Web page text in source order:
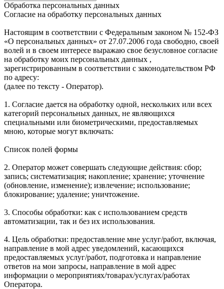
Обработка персональных данных
Согласие на обработку персональных данных
Настоящим в соответствии с Федеральным законом № 152-ФЗ
«О персональных данных» от 27.07.2006 года свободно, своей
волей и в своем интересе выражаю свое безусловное согласие
на обработку моих персональных данных ,
зарегистрированным в соответствии с законодательством РФ
по адресу:
(далее по тексту - Оператор).
1. Согласие дается на обработку одной, нескольких или всех
категорий персональных данных, не являющихся
специальными или биометрическими, предоставляемых
мною, которые могут включать:
Список полей формы
2. Оператор может совершать следующие действия: сбор;
запись; систематизация; накопление; хранение; уточнение
(обновление, изменение); извлечение; использование;
блокирование; удаление; уничтожение.
3. Способы обработки: как с использованием средств
автоматизации, так и без их использования.
4. Цель обработки: предоставление мне услуг/работ, включая,
направление в мой адрес уведомлений, касающихся
предоставляемых услуг/работ, подготовка и направление
ответов на мои запросы, направление в мой адрес
информации о мероприятиях/товарах/услугах/работах
Оператора.